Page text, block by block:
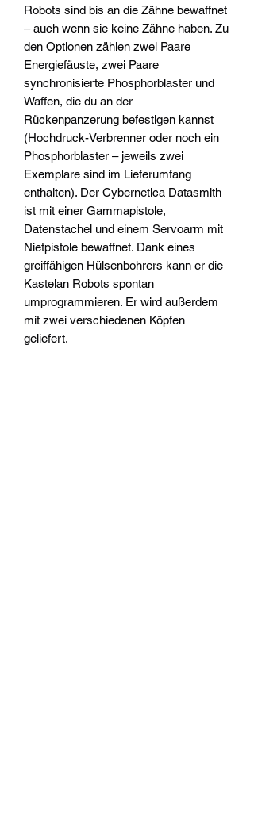
Robots sind bis an die Zähne bewaffnet
– auch wenn sie keine Zähne haben. Zu
den Optionen zählen zwei Paare
Energiefäuste, zwei Paare
synchronisierte Phosphorblaster und
Waffen, die du an der
Rückenpanzerung befestigen kannst
(Hochdruck-Verbrenner oder noch ein
Phosphorblaster – jeweils zwei
Exemplare sind im Lieferumfang
enthalten). Der Cybernetica Datasmith
ist mit einer Gammapistole,
Datenstachel und einem Servoarm mit
Nietpistole bewaffnet. Dank eines
greiffähigen Hülsenbohrers kann er die
Kastelan Robots spontan
umprogrammieren. Er wird außerdem
mit zwei verschiedenen Köpfen
geliefert.